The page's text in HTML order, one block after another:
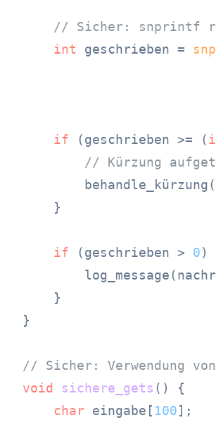
// Sicher: snprintf
int geschrieben =
if (geschrieben >= (
// Kürzung
    }
if (geschrieben > 0)
    }
}
// Sicher: Verwendung
void
sichere_gets ()
{
char eingabe[ 100];